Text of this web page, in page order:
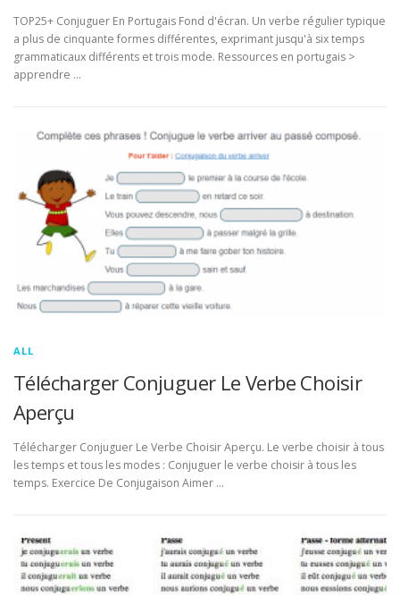
TOP25+ Conjuguer En Portugais Fond d'écran. Un verbe régulier typique
a plus de cinquante formes différentes, exprimant jusqu'à six temps
grammaticaux différents et trois mode. Ressources en portugais >
apprendre …
ALL
Télécharger Conjuguer Le Verbe Choisir
Aperçu
Télécharger Conjuguer Le Verbe Choisir Aperçu. Le verbe choisir à tous
les temps et tous les modes : Conjuguer le verbe choisir à tous les
temps. Exercice De Conjugaison Aimer …